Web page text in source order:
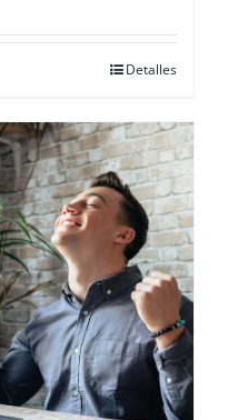
Detalles